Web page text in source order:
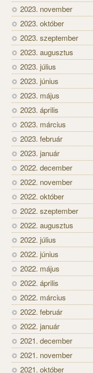
2023. november
2023. október
2023. szeptember
2023. augusztus
2023. július
2023. június
2023. május
2023. április
2023. március
2023. február
2023. január
2022. december
2022. november
2022. október
2022. szeptember
2022. augusztus
2022. július
2022. június
2022. május
2022. április
2022. március
2022. február
2022. január
2021. december
2021. november
2021. október